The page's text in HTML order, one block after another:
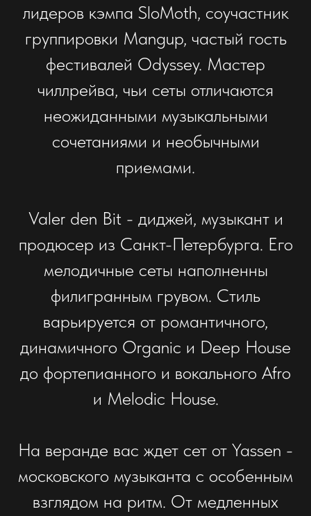
лидеров кэмпа SloMoth, соучастник
группировки Mangup, частый гость
фестивалей Odyssey. Мастер
чиллрейва, чьи сеты отличаются
неожиданными музыкальными
сочетаниями и необычными
приемами.
Valer den Bit - диджей, музыкант и
продюсер из Санкт-Петербурга. Его
мелодичные сеты наполненны
филигранным грувом. Стиль
варьируется от романтичного,
динамичного Organic и Deep House
до фортепианного и вокального Afro
и Melodic House.
На веранде вас ждет сет от Yassen -
московского музыканта с особенным
взглядом на ритм. От медленных